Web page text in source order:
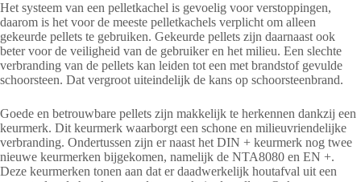
Het systeem van een pelletkachel is gevoelig voor verstoppingen,
daarom is het voor de meeste pelletkachels verplicht om alleen
gekeurde pellets te gebruiken. Gekeurde pellets zijn daarnaast ook
beter voor de veiligheid van de gebruiker en het milieu. Een slechte
verbranding van de pellets kan leiden tot een met brandstof gevulde
schoorsteen. Dat vergroot uiteindelijk de kans op schoorsteenbrand.
Goede en betrouwbare pellets zijn makkelijk te herkennen dankzij een
keurmerk. Dit keurmerk waarborgt een schone en milieuvriendelijke
verbranding. Ondertussen zijn er naast het DIN + keurmerk nog twee
nieuwe keurmerken bijgekomen, namelijk de NTA8080 en EN +.
Deze keurmerken tonen aan dat er daadwerkelijk houtafval uit een